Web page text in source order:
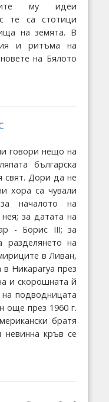
му идеи
те са стотици
на земята. В
и ритъма на
на Бялото
говори нещо на
българска
свят. Дори да не
хора са чували
началото на
за датата на
- Борис ІІІ; за
разделянето на
в Ливан,
Никарагуа през
и скорошната й
подводницата
още през 1960 г.
братя
кръв се